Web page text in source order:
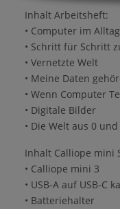
Inhalt Arbeitsheft:
• Computer im Alltag
• Schritt für Schritt
• Vernetzte Welt
• Meine Daten
• Wenn Computer
• Digitale Bilder
• Die Welt aus 0 und
Inhalt Calliope mini
• Calliope mini 3
• USB-A auf USB-C
• Batteriehalter